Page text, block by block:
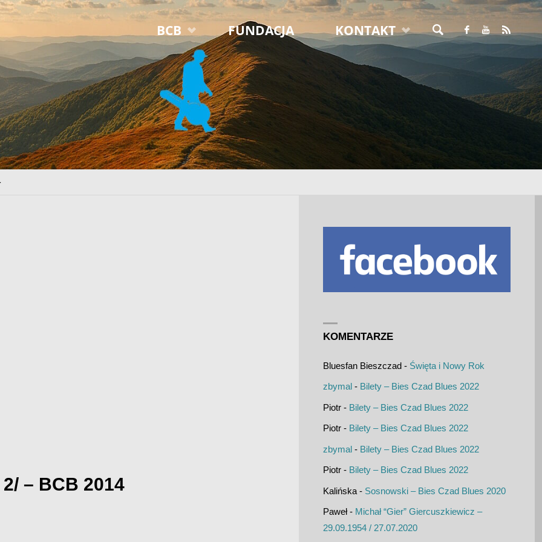
Przejdź
do
treści
BCB FUNDACJA KONTAKT
SZUKAJ
– BCB 2014
KOMENTARZE
Bluesfan Bieszczad- Święta i Nowy Rok
zbymal- Bilety – Bies Czad Blues 2022
Piotr- Bilety – Bies Czad Blues 2022
Piotr- Bilety – Bies Czad Blues 2022
zbymal- Bilety – Bies Czad Blues 2022
Piotr- Bilety – Bies Czad Blues 2022
Kalińska- Sosnowski – Bies Czad Blues 2020
Paweł- Michał “Gier” Giercuszkiewicz –
29.09.1954 / 27.07.2020